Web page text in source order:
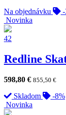
Na objednávku
Novinka
42
Redline
598,80 € 855,50 €
Skladom
-8%
Novinka